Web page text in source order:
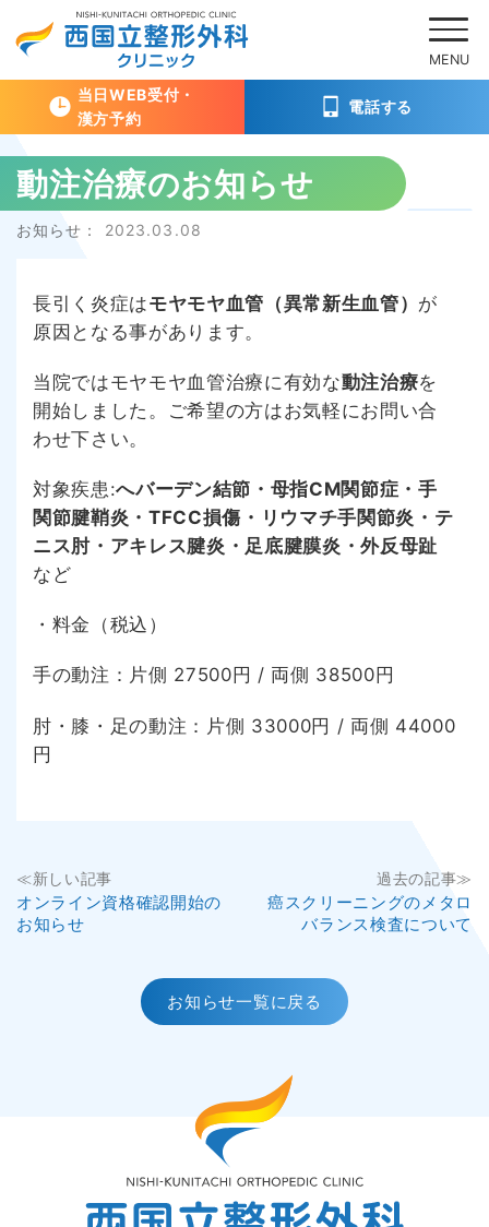
Skip
to
content
当日WEB受付・
漢方予約
電話する
動注治療のお知らせ
お知らせ： Posted
2023.03.08
長引く炎症はモヤモヤ血管（異常新生血管） が
原因となる事があります。
当院ではモヤモヤ血管治療に有効な動注治療を
開始しました。ご希望の方はお気軽にお問い合
わせ下さい。
対象疾患:へバーデン結節・母指CM関節症・手
関節腱鞘炎・TFCC損傷・リウマチ手関節炎・テ
ニス肘・アキレス腱炎・足底腱膜炎・外反母趾
など
・料金（税込）
手の動注：片側 27500円 / 両側 38500円
肘・膝・足の動注：片側 33000円 / 両側 44000
円
投
稿
過去の記事≫
癌スクリーニングのメタロ
バランス検査について
≪新しい記事
オンライン資格確認開始の
お知らせ
お知らせ一覧に戻る